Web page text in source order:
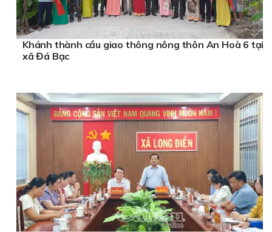
Khánh thành cầu giao thông nông thôn An Hoà 6 tại
xã Đá Bạc